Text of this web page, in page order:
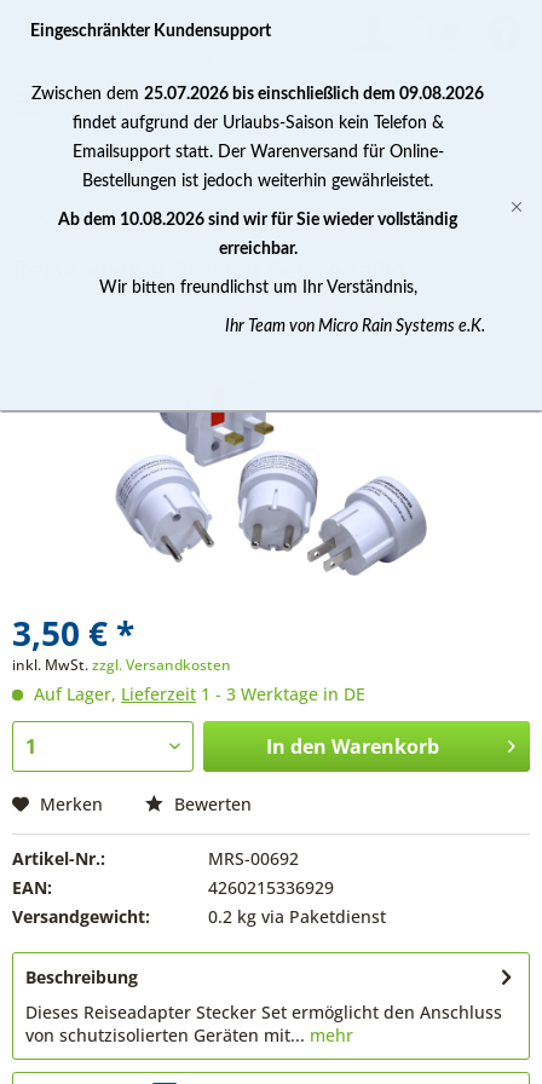
Selbstbaubedarf / Zubehör
3,50 € *
inkl. MwSt.zzgl. Versandkosten
Auf Lager, Lieferzeit 1 - 3 Werktage in DE
In den Warenkorb
Merken Bewerten
Artikel-Nr.:
MRS-00692
EAN:
4260215336929
Versandgewicht:
0.2 kg via Paketdienst
Beschreibung
Dieses Reiseadapter Stecker Set ermöglicht den Anschluss
von schutzisolierten Geräten mit... mehr
Eingeschränkter Kundensupport
Zwischen dem 25.07.2026 bis einschließlich dem 09.08.2026
findet aufgrund der Urlaubs-Saison kein Telefon &
Emailsupport statt. Der Warenversand für Online-
Bestellungen ist jedoch weiterhin gewährleistet.
Ab dem 10.08.2026 sind wir für Sie wieder vollständig
erreichbar.
Wir bitten freundlichst um Ihr Verständnis,
Ihr Team von Micro Rain Systems e.K.